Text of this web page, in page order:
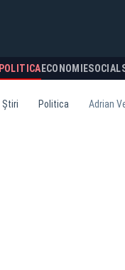
POLITICA ECONOMIESOCIAL
Știri Politica Adrian